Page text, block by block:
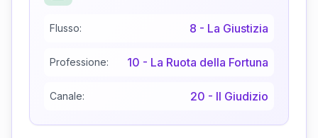
Flusso: 8 - La Giustizia
Professione: 10 - La Ruota della Fortuna
Canale: 20 - Il Giudizio